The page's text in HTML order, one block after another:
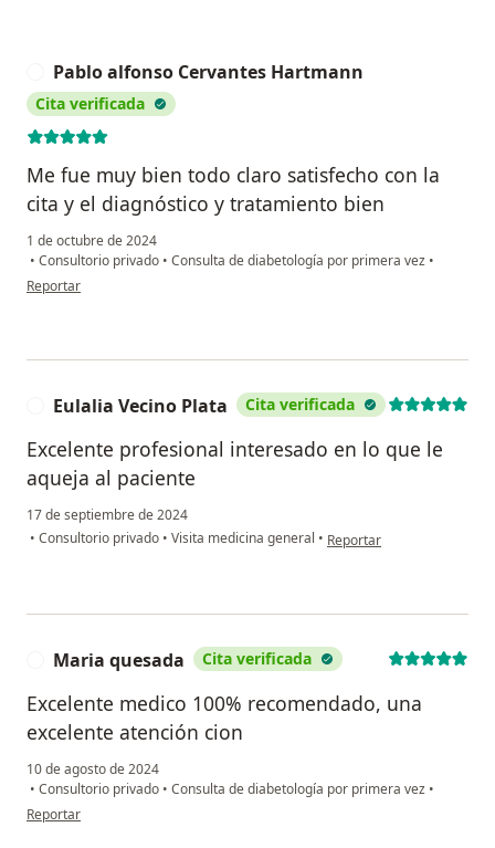
Pablo alfonso Cervantes Hartmann
Cita verificada
Me fue muy bien todo claro satisfecho con la
cita y el diagnóstico y tratamiento bien
1 de octubre de 2024
• Consultorio privado • Consulta de diabetología por primera vez •
en opinión del usuario Pablo alfonso Cervantes Hartmann
Reportar
Eulalia Vecino Plata Cita verificada
Excelente profesional interesado en lo que le
aqueja al paciente
17 de septiembre de 2024
• Consultorio privado • Visita medicina general • en opinión del usuario
Reportar
Maria quesada Cita verificada
Excelente medico 100% recomendado, una
excelente atención cion
10 de agosto de 2024
• Consultorio privado • Consulta de diabetología por primera vez •
en opinión del usuario Maria quesada
Reportar